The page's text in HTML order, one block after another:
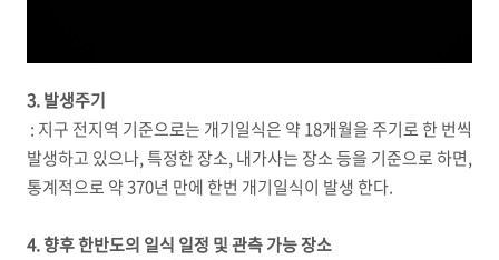
3. 발생주기
: 지구 전지역 기준으로는 개기일식은 약 18개월을 주기로 한 번씩
발생하고 있으나, 특정한 장소, 내가사는 장소 등을 기준으로 하면,
통계적으로 약 370년 만에 한번 개기일식이 발생 한다.
4. 향후 한반도의 일식 일정 및 관측 가능 장소